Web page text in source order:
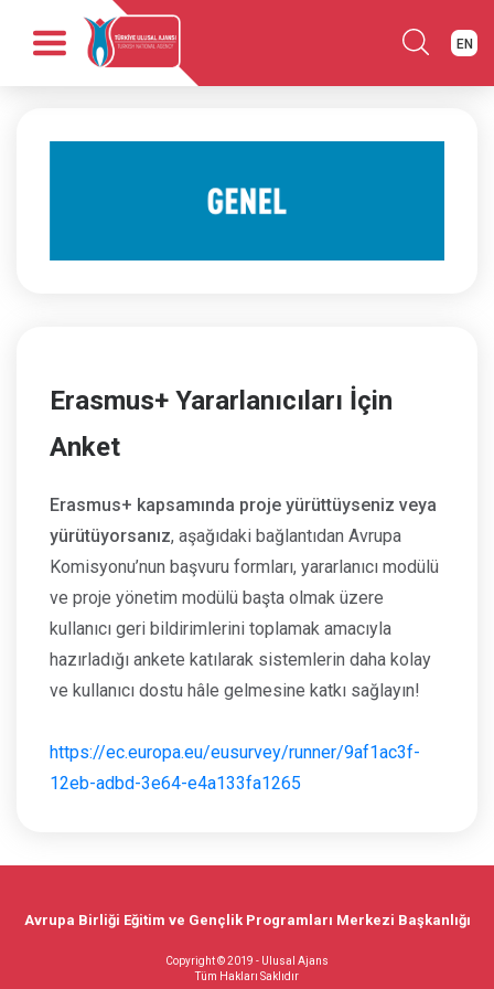
Yayınlar
EN
Erasmus+ Yararlanıcıları İçin
Anket
Erasmus+ kapsamında proje yürüttüyseniz veya
yürütüyorsanız, aşağıdaki bağlantıdan Avrupa
Komisyonu’nun başvuru formları, yararlanıcı modülü
ve proje yönetim modülü başta olmak üzere
kullanıcı geri bildirimlerini toplamak amacıyla
hazırladığı ankete katılarak sistemlerin daha kolay
ve kullanıcı dostu hâle gelmesine katkı sağlayın!
https://ec.europa.eu/eusurvey/runner/9af1ac3f-
12eb-adbd-3e64-e4a133fa1265
Avrupa Birliği Eğitim ve Gençlik Programları Merkezi Başkanlığı
Copyright © 2019 - Ulusal Ajans
Tüm Hakları Saklıdır